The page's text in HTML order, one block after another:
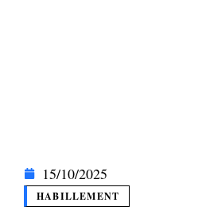
15/10/2025
HABILLEMENT